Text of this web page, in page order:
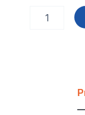
1000